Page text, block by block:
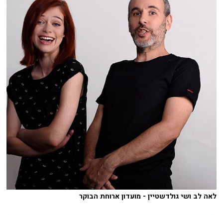
לאה לב ושי גולדשטיין - מועדון ארוחת הבוקר